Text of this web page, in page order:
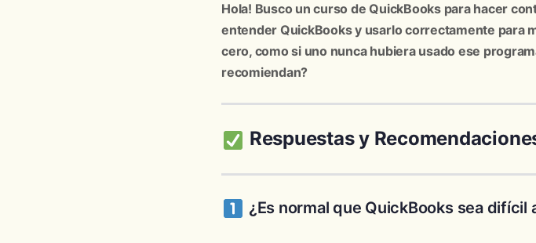
Hola! Busco un curso de QuickBooks para hacer
entender QuickBooks y usarlo correctamente para
cero, como si uno nunca hubiera usado ese
recomiendan?
Respuestas y
¿Es normal que QuickBooks sea difícil